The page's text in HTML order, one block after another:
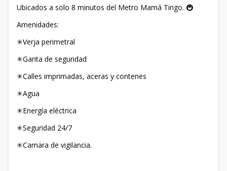
Ubicados a solo 8 minutos del Metro Mamá Tingo. 🚇
Amenidades:
✳Verja perimetral
✳Garita de seguridad
✳Calles imprimadas, aceras y contenes
✳Agua
✳Energía eléctrica
✳Seguridad 24/7
✳Camara de vigilancia.